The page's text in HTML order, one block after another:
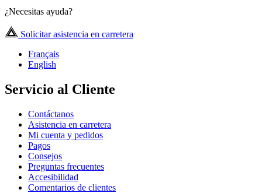
¿Necesitas ayuda?
Solicitar asistencia en carretera
Français
English
Servicio al Cliente
Contáctanos
Asistencia en carretera
Mi cuenta y pedidos
Pagos
Consejos
Preguntas frecuentes
Accesibilidad
Comentarios de clientes